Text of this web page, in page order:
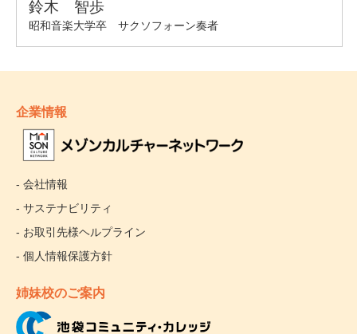
企業情報
- 会社情報
- サステナビリティ
- お取引先様ヘルプライン
- 個人情報保護方針
姉妹校のご案内